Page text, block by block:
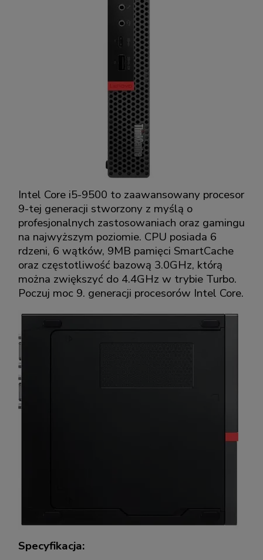
Intel Core i5-9500 to zaawansowany procesor
9-tej generacji stworzony z myślą o
profesjonalnych zastosowaniach oraz gamingu
na najwyższym poziomie. CPU posiada 6
rdzeni, 6 wątków, 9MB pamięci SmartCache
oraz częstotliwość bazową 3.0GHz, którą
można zwiększyć do 4.4GHz w trybie Turbo.
Poczuj moc 9. generacji procesorów Intel Core.
Specyfikacja: